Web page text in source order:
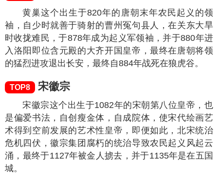
黄巢这个出生于820年的唐朝末年农民起义的领
袖，自少时就善于骑射的曹州冤句县人，在关东大旱
时收拢难民，于878年成为起义军领袖，并于880年进
入洛阳即位含元殿的大齐开国皇帝，最终在唐朝将领
的猛烈进攻退出长安，最终自884年战死在狼虎谷。
TOP8 宋徽宗
宋徽宗这个出生于1082年的宋朝第八位皇帝，也
是偏爱书法，自创瘦金体，自成院体，使宋代绘画艺
术得到空前发展的艺术性皇帝，即便如此，北宋统治
危机四伏，徽宗集团腐朽的统治导致农民起义风起云
涌，最终于1127年被金人掳去，并于1135年是在五国
城。